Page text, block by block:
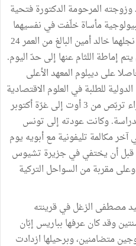
المرحومة الدكتورة فتحية
مأساة خلّفت في نفسيهما
عميق اللوعة والأسى، وهي اختفاء نجلهما خالد أمين البالغ من العمر 24
إماطة اللثام عنها إلى حدّ اليوم.
على ديبلوم المعهد الأعلى
للطلبة في العلوم الاقتصادية
والتجارية. وقد قصد هذا البلد لإجراء تربّص من 3 أوت إلى غرّة أكتوبر
وكانت عودته إلى تونس
ذلك في آخر مكالمة تليفونية مع أبويه يوم
قبل أن يختفي في جزيرة تشيوس
أثينا وعلى مقربة من السواحل التركية
مصطفى الزغل في قرينته
وقد كان عرفها بباريس إبّان
متضامنين، وبرحيلها ازدادت